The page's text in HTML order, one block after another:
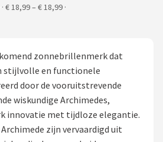
€ 18,99 – € 18,99 ·
zonnebrillenmerk dat
stijlvolle en functionele
door de vooruitstrevende
wiskundige Archimedes,
innovatie met tijdloze elegantie.
zijn vervaardigd uit